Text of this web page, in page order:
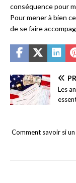
conséquence pour
Pour mener à bien
de se faire
Les
Comment savoir si